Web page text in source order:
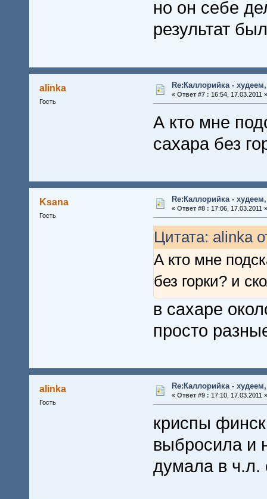
но он себе
результат
alinka
Гость
Re:Каллорийка -
« Ответ #7 : 16:54, 17.03.2011 »
А кто мне
сахара без
Ksana
Гость
Re:Каллорийка -
« Ответ #8 : 17:06, 17.03.2011 »
Цитата: alinka
А кто мне
без горки? и
в сахаре
просто
alinka
Гость
Re:Каллорийка -
« Ответ #9 : 17:10, 17.03.2011 »
криспы
выбросила и
думала в ч.л.